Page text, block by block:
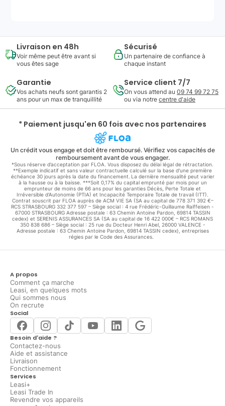
Livraison en 48h
Voir même peut être avant si
vous êtes sage
Sécurisé
Un partenaire de confiance à
chaque instant
Garantie
Vos achats neufs sont garantis 2
ans pour un max de tranquillité
Service client 7/7
On vous attend au 09 74 99 72 75
ou via notre centre d'aide
* Paiement jusqu'en 60 fois avec nos partenaires
Un crédit vous engage et doit être remboursé. Vérifiez vos capacités de
remboursement avant de vous engager.
*Sous réserve d’acceptation par FLOA. Vous disposez du délai légal de rétractation.
**Exemple indicatif et sans valeur contractuelle calculé sur la base d'une première
échéance 30 jours après la date du financement. La dernière mensualité peut varier
à la hausse ou à la baisse. ***Soit 0,17% du capital emprunté par mois pour un
emprunteur de moins de 66 ans pour les garanties Décès, Perte Totale et
Irréversible d'Autonomie (PTIA) et Incapacité Temporaire Totale de travail (ITT).
Contrat souscrit par FLOA auprès de ACM VIE SA (SA au capital de 778 371 392 €–
RCS STRASBOURG 332 377 597 – Siège social : 4 rue Frédéric-Guillaume Raiffeisen -
67000 STRASBOURG Adresse postale : 63 Chemin Antoine Pardon, 69814 TASSIN
cedex) et SERENIS ASSURANCES SA (SA au capital de 16 422 000€ – RCS ROMANS
350 838 686 – Siège social : 25 rue du Docteur Henri Abel, 26000 VALENCE -
Adresse postale : 63 Chemin Antoine Pardon, 69814 TASSIN cedex), entreprises
régies par le Code des Assurances.
A propos
Comment ça marche
Leasi, en quelques mots
Qui sommes nous
On recrute
Social
Besoin d'aide ?
Contactez-nous
Aide et assistance
Livraison
Fonctionnement
Services
Leasi+
Leasi Trade In
Revendre vos appareils